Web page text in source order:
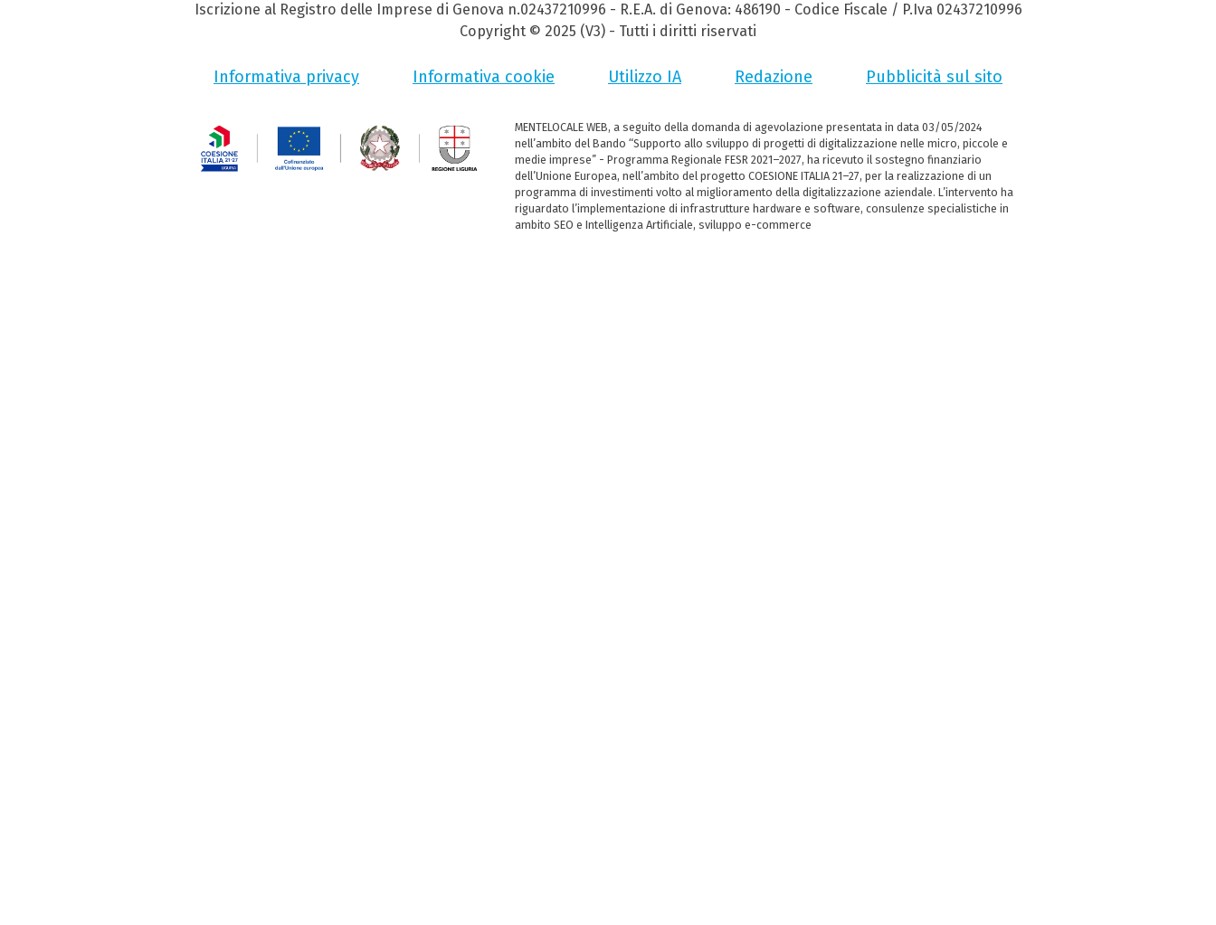
Iscrizione al Registro delle Imprese di Genova n.02437210996 - R.E.A. di Genova: 486190 - Codice Fiscale / P.Iva 02437210996
Copyright © 2025 (V3) - Tutti i diritti riservati
Informativa privacy Informativa cookie Utilizzo IA Redazione Pubblicità sul sito
MENTELOCALE WEB, a seguito della domanda di agevolazione presentata in data 03/05/2024
nell’ambito del Bando “Supporto allo sviluppo di progetti di digitalizzazione nelle micro, piccole e
medie imprese” - Programma Regionale FESR 2021–2027, ha ricevuto il sostegno finanziario
dell’Unione Europea, nell’ambito del progetto COESIONE ITALIA 21–27, per la realizzazione di un
programma di investimenti volto al miglioramento della digitalizzazione aziendale. L’intervento ha
riguardato l’implementazione di infrastrutture hardware e software, consulenze specialistiche in
ambito SEO e Intelligenza Artificiale, sviluppo e-commerce